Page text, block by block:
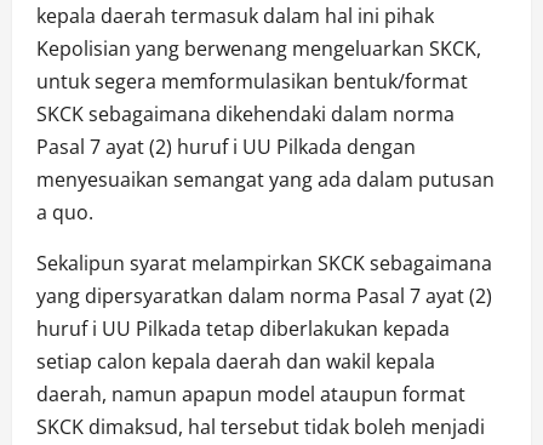
kepala daerah termasuk dalam hal ini pihak
Kepolisian yang berwenang mengeluarkan SKCK,
untuk segera memformulasikan bentuk/format
SKCK sebagaimana dikehendaki dalam norma
Pasal 7 ayat (2) huruf i UU Pilkada dengan
menyesuaikan semangat yang ada dalam putusan
a quo.
Sekalipun syarat melampirkan SKCK sebagaimana
yang dipersyaratkan dalam norma Pasal 7 ayat (2)
huruf i UU Pilkada tetap diberlakukan kepada
setiap calon kepala daerah dan wakil kepala
daerah, namun apapun model ataupun format
SKCK dimaksud, hal tersebut tidak boleh menjadi